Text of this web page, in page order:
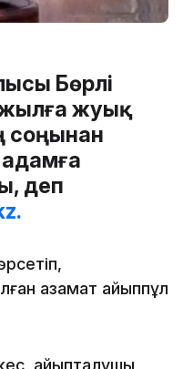
Бөрлі
жуық
соңынан
деп
азамат айыппұл
айыпталушы